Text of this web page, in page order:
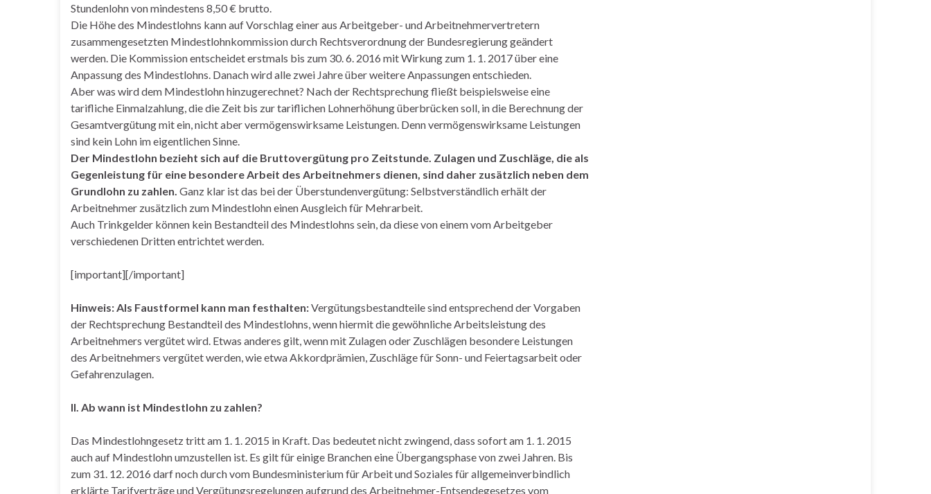
Stundenlohn von mindestens 8,50 € brutto.
Die Höhe des Mindestlohns kann auf Vorschlag einer aus Arbeitgeber- und Arbeitnehmervertretern
zusammengesetzten Mindestlohnkommission durch Rechtsverordnung der Bundesregierung geändert
werden. Die Kommission entscheidet erstmals bis zum 30. 6. 2016 mit Wirkung zum 1. 1. 2017 über eine
Anpassung des Mindestlohns. Danach wird alle zwei Jahre über weitere Anpassungen entschieden.
Aber was wird dem Mindestlohn hinzugerechnet? Nach der Rechtsprechung fließt beispielsweise eine
tarifliche Einmalzahlung, die die Zeit bis zur tariflichen Lohnerhöhung überbrücken soll, in die Berechnung der
Gesamtvergütung mit ein, nicht aber vermögenswirksame Leistungen. Denn vermögenswirksame Leistungen
sind kein Lohn im eigentlichen Sinne.
Der Mindestlohn bezieht sich auf die Bruttovergütung pro Zeitstunde. Zulagen und Zuschläge, die als
Gegenleistung für eine besondere Arbeit des Arbeitnehmers dienen, sind daher zusätzlich neben dem
Grundlohn zu zahlen. Ganz klar ist das bei der Überstundenvergütung: Selbstverständlich erhält der
Arbeitnehmer zusätzlich zum Mindestlohn einen Ausgleich für Mehrarbeit.
Auch Trinkgelder können kein Bestandteil des Mindestlohns sein, da diese von einem vom Arbeitgeber
verschiedenen Dritten entrichtet werden.
[important][/important]
Hinweis: Als Faustformel kann man festhalten:Vergütungsbestandteile sind entsprechend der Vorgaben
der Rechtsprechung Bestandteil des Mindestlohns, wenn hiermit die gewöhnliche Arbeitsleistung des
Arbeitnehmers vergütet wird. Etwas anderes gilt, wenn mit Zulagen oder Zuschlägen besondere Leistungen
des Arbeitnehmers vergütet werden, wie etwa Akkordprämien, Zuschläge für Sonn- und Feiertagsarbeit oder
Gefahrenzulagen.
II. Ab wann ist Mindestlohn zu zahlen?
Das Mindestlohngesetz tritt am 1. 1. 2015 in Kraft. Das bedeutet nicht zwingend, dass sofort am 1. 1. 2015
auch auf Mindestlohn umzustellen ist. Es gilt für einige Branchen eine Übergangsphase von zwei Jahren. Bis
zum 31. 12. 2016 darf noch durch vom Bundesministerium für Arbeit und Soziales für allgemeinverbindlich
erklärte Tarifverträge und Vergütungsregelungen aufgrund des Arbeitnehmer-Entsendegesetzes vom